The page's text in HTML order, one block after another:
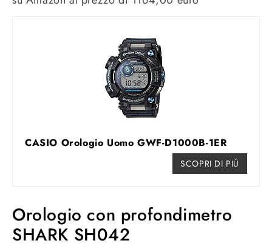
CASIO Orologio Uomo GWF-D1000B-1ER
SCOPRI DI PIÚ
Orologio con profondimetro
SHARK SH042